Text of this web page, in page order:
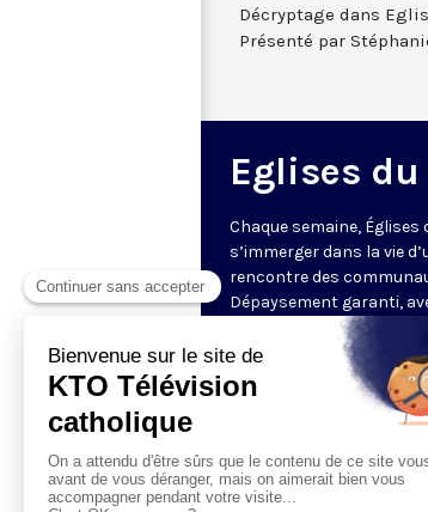
Décryptage dans
Présenté par
Eglises du
Chaque semaine, Églises
s’immerger dans la vie
rencontre des
Dépaysement garanti,
des spécificités et du
l’Église catholique ou de
delà de l’actualité, il s’agit
comprendre les grands
contribution que les
apporter à la société.
Fontenille chaque jeudi à